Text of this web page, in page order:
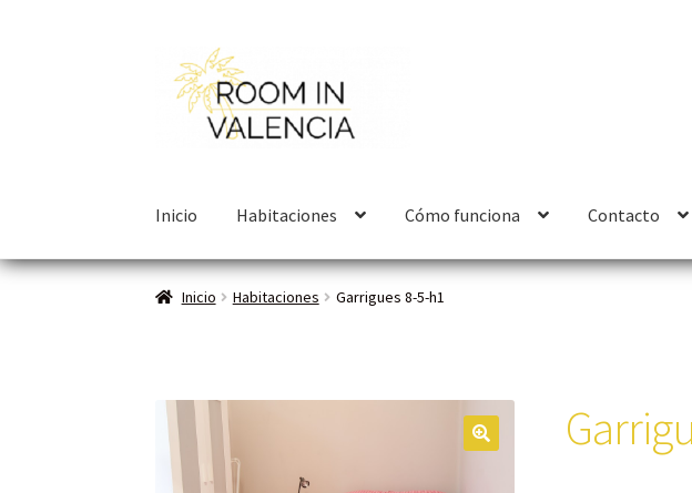
Inicio Habitaciones Cómo funciona Contacto
Inicio Habitaciones Garrigues 8-5-h1